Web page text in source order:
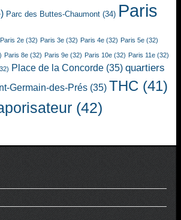
Parc des Buttes-Chaumont (34) Paris
Paris 2e (32) Paris 3e (32) Paris 4e (32) Paris 5e (32)
Paris 8e (32) Paris 9e (32) Paris 10e (32) Paris 11e (32)
Place de la Concorde (35) quartiers
Germain-des-Prés (35) THC (41)
(42)